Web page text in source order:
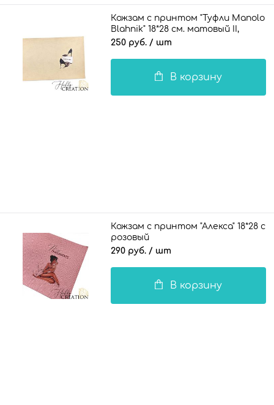
Кожзам с принтом "Туфли Manolo
Blahnik" 18*28 см. матовый II,
латте
250 руб. / шт
В корзину
Кожзам с принтом "Алекса" 18*28
розовый
290 руб. / шт
В корзину